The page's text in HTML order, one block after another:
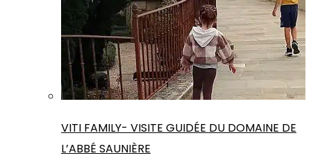
VITI FAMILY- VISITE GUIDÉE DU DOMAINE DE
L’ABBÉ SAUNIÈRE